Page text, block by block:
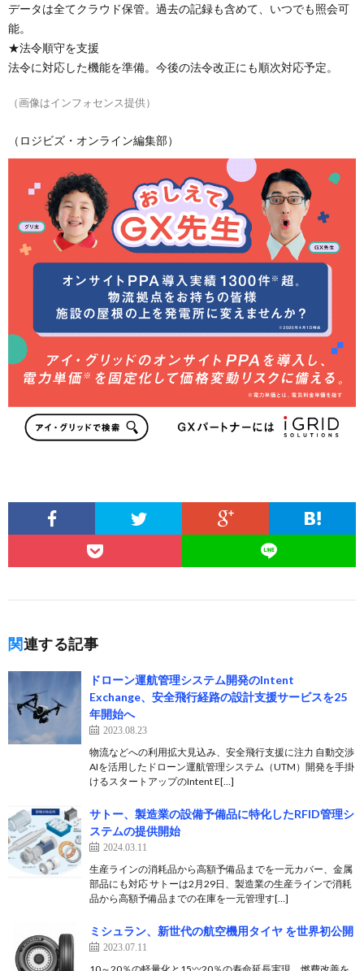
データは全てクラウド保管。過去の記録も含めて、いつでも照会可
能。
★法令順守を支援
法令に対応した機能を準備。今後の法令改正にも順次対応予定。
（画像はインフォセンス提供）
（ロジビズ・オンライン編集部）
関連する記事
ドローン運航管理システム開発のIntent
Exchange、安全飛行経路の設計支援サービスを25
年開始へ
2023.08.23
物流などへの利用拡大見込み、安全飛行支援に注力 自動交渉
AIを活用したドローン運航管理システム（UTM）開発を手掛
けるスタートアップのIntent E[…]
サトー、製造業の設備予備品に特化したRFID管理シ
ステムの提供開始
2024.03.11
生産ラインの消耗品から高額予備品までを一元カバー、金属
部品にも対応 サトーは2月29日、製造業の生産ラインで消耗
品から高額予備品までの在庫を一元管理す[…]
ミシュラン、新世代の航空機用タイヤ を世界初公開
2023.07.11